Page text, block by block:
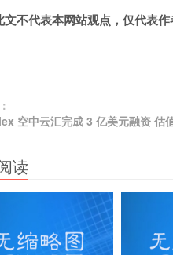
文不代表本网站观点，仅代表
空中云汇完成 3 亿美元融资 估
读